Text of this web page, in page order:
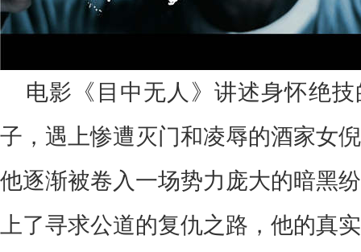
电影《目中无人》讲述身怀绝
子，遇上惨遭灭门和凌辱的酒家女
他逐渐被卷入一场势力庞大的暗黑
上了寻求公道的复仇之路，他的真